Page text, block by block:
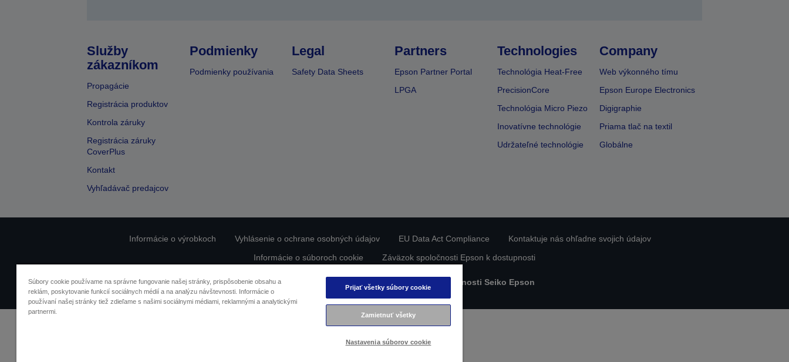
Služby
zákazníkom
Propagácie
Registrácia produktov
Kontrola záruky
Registrácia záruky
CoverPlus
Kontakt
Vyhľadávač predajcov
Podmienky
Podmienky používania
Legal
Safety Data Sheets
Partners
Epson Partner Portal
LPGA
Technologies
Technológia Heat-Free
PrecisionCore
Technológia Micro Piezo
Inovatívne technológie
Udržateľné technológie
Company
Web výkonného tímu
Epson Europe Electronics
Digigraphie
Priama tlač na textil
Globálne
Informácie o výrobkoch Vyhlásenie o ochrane osobných údajov EU Data Act Compliance
Kontaktuje nás ohľadne svojich údajov
Informácie o súboroch cookie
Záväzok spoločnosti Epson k dostupnosti
Obsah chránený autorskými právami © 2026 spoločnosti Seiko Epson
Súbory cookie používame na správne fungovanie našej stránky, prispôsobenie obsahu a
reklám, poskytovanie funkcií sociálnych médií a na analýzu návštevnosti. Informácie o
používaní našej stránky tiež zdieľame s našimi sociálnymi médiami, reklamnými a analytickými
partnermi.
Prijať všetky súbory cookie
Zamietnuť všetky
Nastavenia súborov cookie